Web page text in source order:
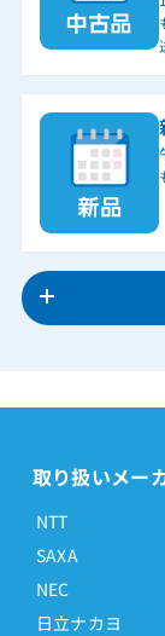
取り扱いメー
NTT
SAXA
NEC
日立ナカヨ